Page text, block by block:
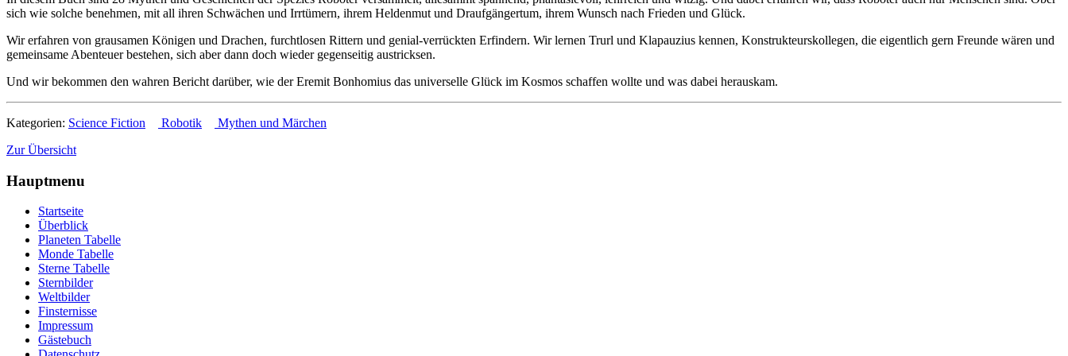
sich wie solche benehmen, mit all ihren Schwächen und Irrtümern, ihrem Heldenmut und Draufgängertum, ihrem Wunsch nach Frieden und Glück.
Wir erfahren von grausamen Königen und Drachen, furchtlosen Rittern und genial-verrückten Erfindern. Wir lernen Trurl und Klapauzius kennen, Konstrukteurskollegen, die eigentlich gern Freunde wären und
gemeinsame Abenteuer bestehen, sich aber dann doch wieder gegenseitig austricksen.
Und wir bekommen den wahren Bericht darüber, wie der Eremit Bonhomius das universelle Glück im Kosmos schaffen wollte und was dabei herauskam.
Kategorien: Science Fiction Robotik
Mythen und Märchen
Zur Übersicht
Hauptmenu
Startseite
Überblick
Planeten Tabelle
Monde Tabelle
Sterne Tabelle
Sternbilder
Weltbilder
Finsternisse
Impressum
Gästebuch